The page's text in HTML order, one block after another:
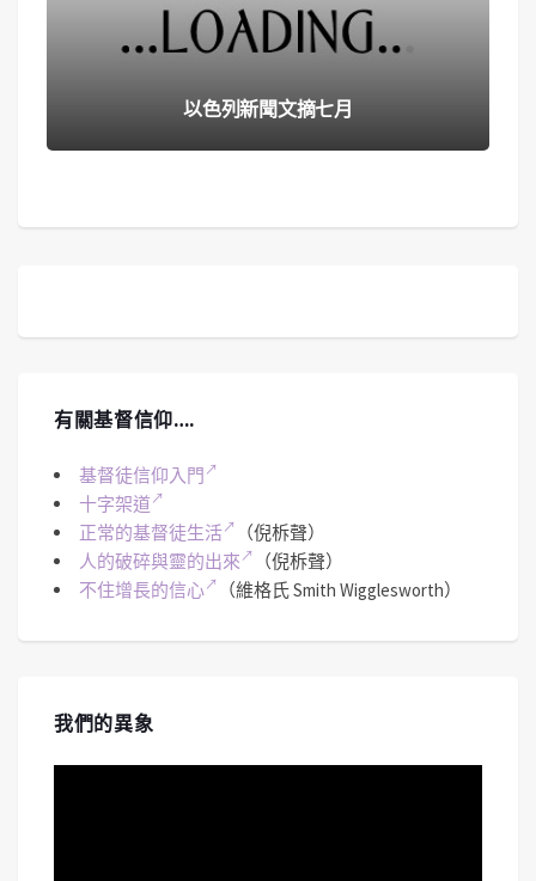
以色列新聞文摘七月
有關基督信仰….
基督徒信仰入門
十字架道
正常的基督徒生活
（倪柝聲）
人的破碎與靈的出來
（倪柝聲）
不住增長的信心
（維格氏 Smith Wigglesworth）
我們的異象